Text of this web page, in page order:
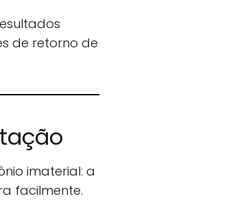
de retorno de
imaterial: a
facilmente.